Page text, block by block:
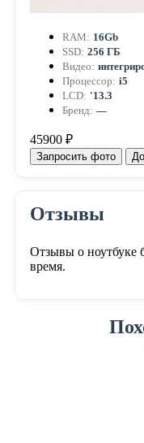
RAM: 16Gb
SSD: 256 ГБ
Видео:
Процессор: i5
LCD: '13.3
Бренд: —
45900 ₽
Запросить фото
Отзывы
Отзывы о ноутбуке
время.